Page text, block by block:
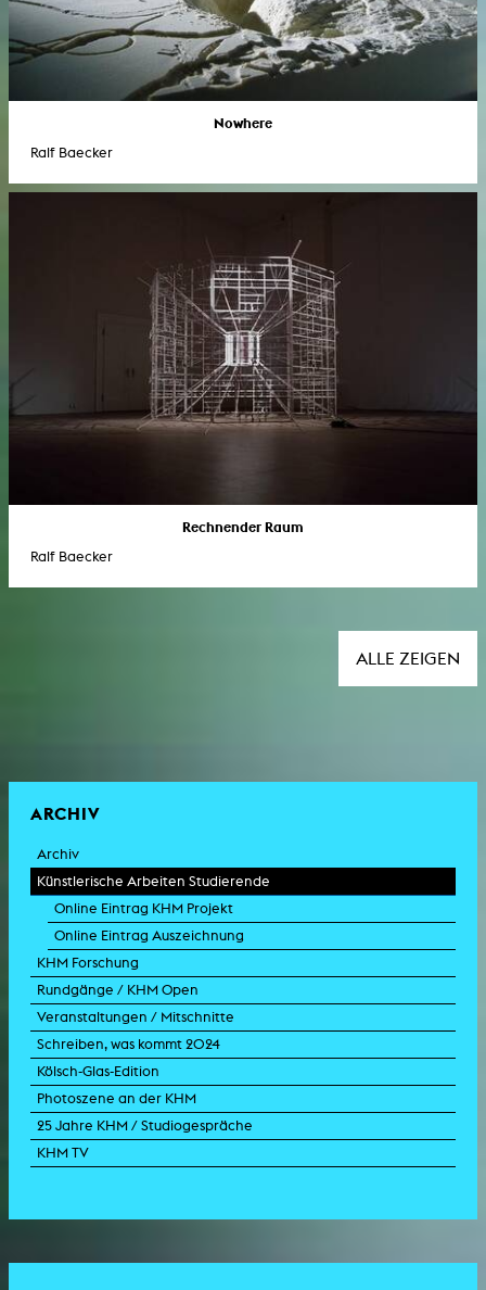
Nowhere
Ralf Baecker
Rechnender Raum
Ralf Baecker
ALLE ZEIGEN
ARCHIV
Archiv
Künstlerische Arbeiten Studierende
Online Eintrag KHM Projekt
Online Eintrag Auszeichnung
KHM Forschung
Rundgänge / KHM Open
Veranstaltungen / Mitschnitte
Schreiben, was kommt 2024
Kölsch-Glas-Edition
Photoszene an der KHM
25 Jahre KHM / Studiogespräche
KHM TV